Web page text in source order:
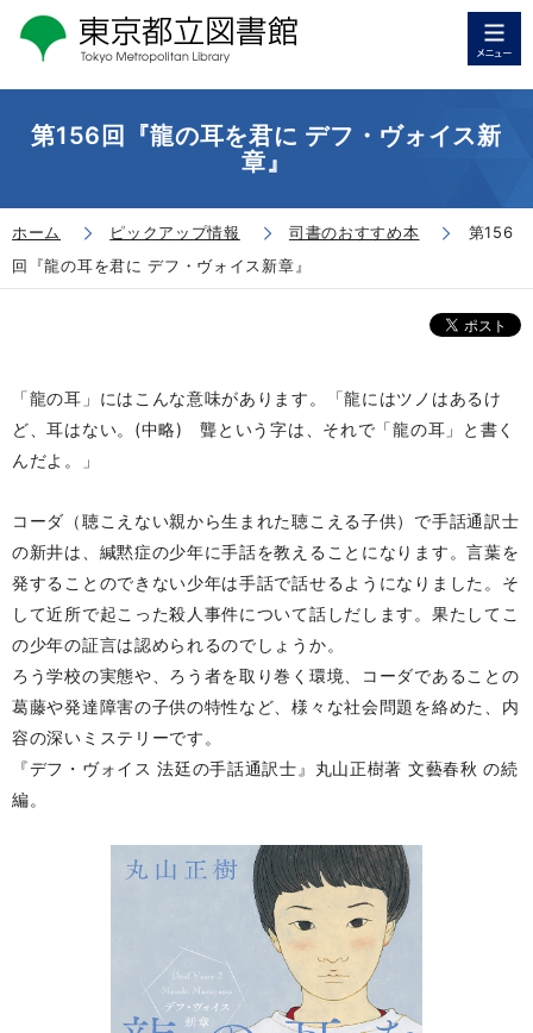
第156回『龍の耳を君に デフ・ヴォイス新
章』
ホーム ピックアップ情報 司書のおすすめ本
第156
回『龍の耳を君に デフ・ヴォイス新章』
「龍の耳」にはこんな意味があります。「龍にはツノはあるけ
ど、耳はない。(中略) 聾という字は、それで「龍の耳」と書く
んだよ。」
コーダ（聴こえない親から生まれた聴こえる子供）で手話通訳士
の新井は、緘黙症の少年に手話を教えることになります。言葉を
発することのできない少年は手話で話せるようになりました。そ
して近所で起こった殺人事件について話しだします。果たしてこ
の少年の証言は認められるのでしょうか。
ろう学校の実態や、ろう者を取り巻く環境、コーダであることの
葛藤や発達障害の子供の特性など、様々な社会問題を絡めた、内
容の深いミステリーです。
『デフ・ヴォイス 法廷の手話通訳士』丸山正樹著 文藝春秋 の続
編。